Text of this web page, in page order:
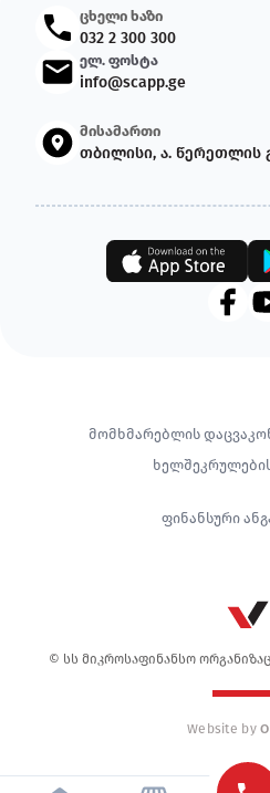
მომხმარებლის დაცვა
ფინანსური
ცხელი ხაზი
032 2 300 300
ელ. ფოსტა
info@scapp.ge
მისამართი
თბილისი, ა. წერეთლის
© სს მიკროსაფინანსო
Website by